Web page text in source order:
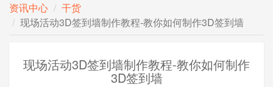
资讯中心
干货
现场活动3D签到墙制作教程-教你如何制作3D签到墙
现场活动3D签到墙制作教程-教你如何制作
3D签到墙